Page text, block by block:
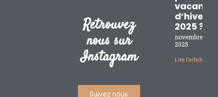
Retrouvez
nous sur
Instagram
Suivez nous
d’hiver
2025 ?
novembre 17,
2025
Lire l'article »